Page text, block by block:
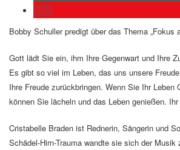
Bobby Schuller predigt über das Thema „Fokus
Gott lädt Sie ein, ihm Ihre Gegenwart und Ihre
Es gibt so viel im Leben, das uns unsere
Ihre Freude zurückbringen. Wenn Sie Ihr Leben
können Sie lächeln und das Leben genießen.
Cristabelle Braden ist Rednerin, Sängerin und
Schädel-Hirn-Trauma wandte sie sich der Musik